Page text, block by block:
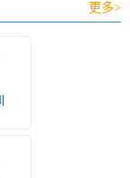
更多>